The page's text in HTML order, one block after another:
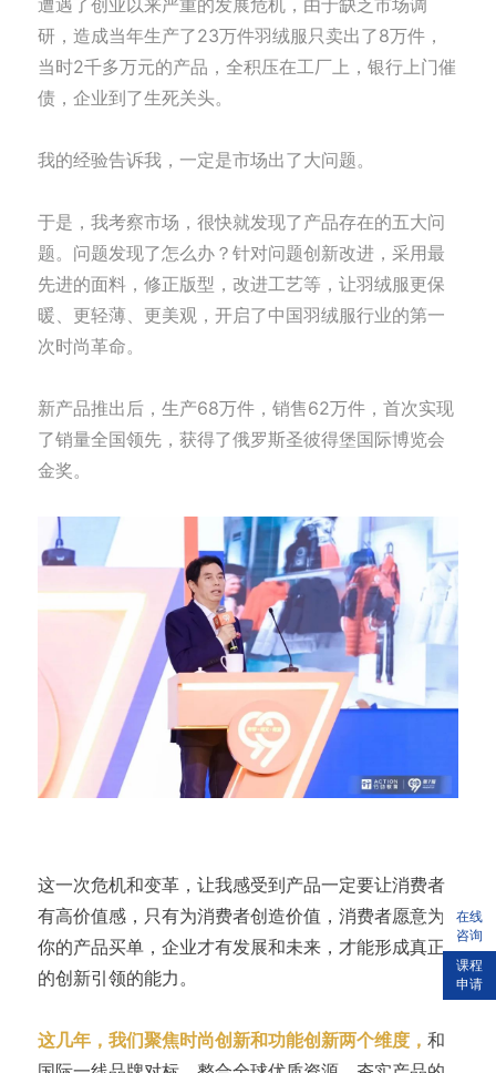
研，造成当年生产了23万件羽绒服只卖出了8万件，
当时2千多万元的产品，全积压在工厂上，银行上门催
债，企业到了生死关头。
我的经验告诉我，一定是市场出了大问题。
于是，我考察市场，很快就发现了产品存在的五大问
题。问题发现了怎么办？针对问题创新改进，采用最
先进的面料，修正版型，改进工艺等，让羽绒服更保
暖、更轻薄、更美观，开启了中国羽绒服行业的第一
次时尚革命。
新产品推出后，生产68万件，销售62万件，首次实现
了销量全国领先，获得了俄罗斯圣彼得堡国际博览会
金奖。
这一次危机和变革，让我感受到产品一定要让消费者
有高价值感，只有为消费者创造价值，消费者愿意为
你的产品买单，企业才有发展和未来，才能形成真正
的创新引领的能力。
这几年，我们聚焦时尚创新和功能创新两个维度， 和
在线
咨询
课程
申请